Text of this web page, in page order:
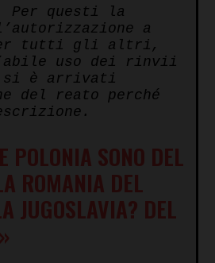
Per questi la
a
tutti gli altri,
uso dei rinvii
si è arrivati
del reato perché
POLONIA SONO DEL
ROMANIA DEL
JUGOSLAVIA? DEL